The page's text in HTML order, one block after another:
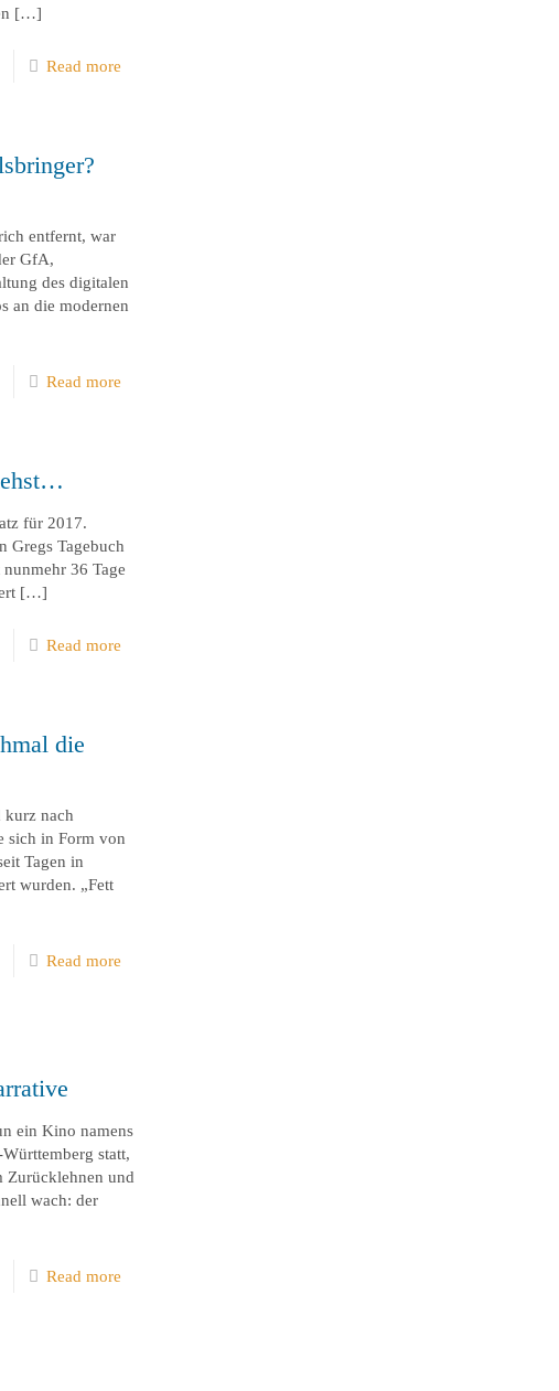
[…]
Read more
entfernt, war
GfA,
des digitalen
an die modernen
Read more
für 2017.
Gregs Tagebuch
36 Tage
[…]
Read more
die
kurz nach
sich in Form von
Tagen in
wurden. „Fett
Read more
ein Kino namens
statt,
Zurücklehnen und
wach: der
Read more